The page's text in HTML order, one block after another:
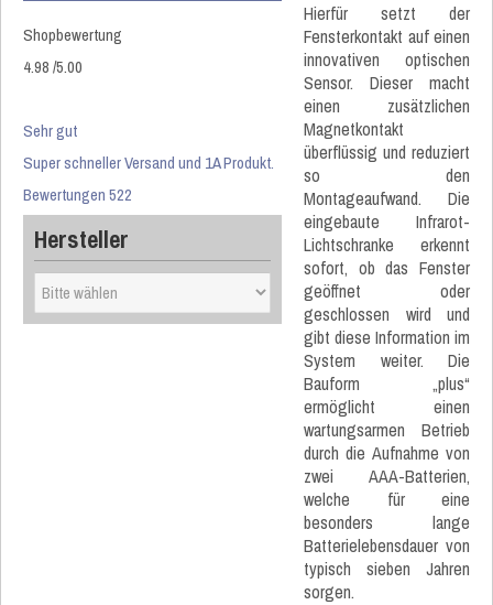
Shopbewertung
4.98/5.00
Sehr gut
Super schneller Versand und 1A Produkt.
Bewertungen 522
Hersteller
Hierfür setzt der
Fensterkontakt auf einen
innovativen optischen
Sensor. Dieser macht
einen zusätzlichen
Magnetkontakt
überflüssig und reduziert
so den
Montageaufwand. Die
eingebaute Infrarot-
Lichtschranke erkennt
sofort, ob das Fenster
geöffnet oder
geschlossen wird und
gibt diese Information im
System weiter. Die
Bauform „plus“
ermöglicht einen
wartungsarmen Betrieb
durch die Aufnahme von
zwei AAA-Batterien,
welche für eine
besonders lange
Batterielebensdauer von
typisch sieben Jahren
sorgen.